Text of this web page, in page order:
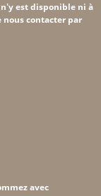
est disponible ni à
nous contacter par
avec